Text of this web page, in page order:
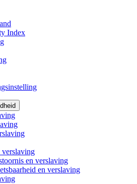
Index
en verslaving
en verslaving